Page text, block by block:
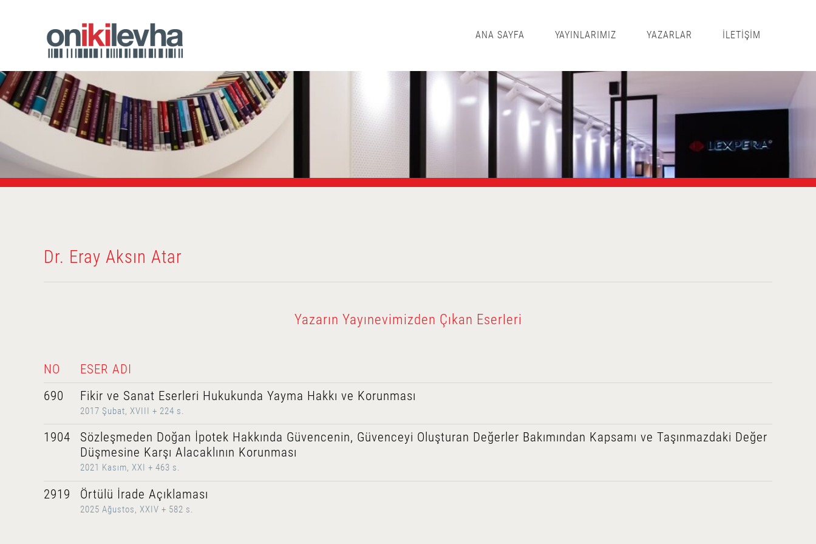
ANA SAYFA YAYINLARIMIZ YAZARLAR İLETİŞİM
Dr. Eray Aksın Atar
Yazarın Yayınevimizden Çıkan Eserleri
NO
ESER ADI
690
Fikir ve Sanat Eserleri Hukukunda Yayma Hakkı ve Korunması
2017 Şubat, XVIII + 224 s.
1904
Sözleşmeden Doğan İpotek Hakkında Güvencenin, Güvenceyi Oluşturan Değerler Bakımından Kapsamı ve Taşınmazdaki Değer
Düşmesine Karşı Alacaklının Korunması
2021 Kasım, XXI + 463 s.
2919 Örtülü İrade Açıklaması
2025 Ağustos, XXIV + 582 s.